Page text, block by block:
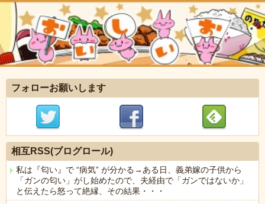
フォローお願いします
相互RSS(ブログロール)
私は『匂い』で “病気” が分かる→ある日、義弟嫁の子供から
「ガンの匂い」がし始めたので、夫経由で「ガンではないか」
と伝えたら怒って絶縁、その結果・・・